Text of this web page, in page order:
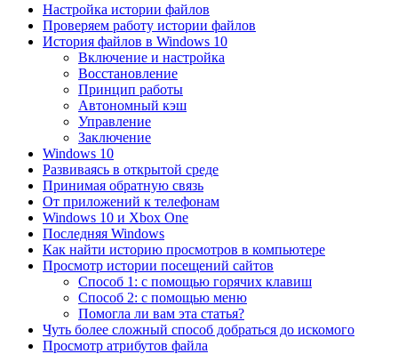
Настройка истории файлов
Проверяем работу истории файлов
История файлов в Windows 10
Включение и настройка
Восстановление
Принцип работы
Автономный кэш
Управление
Заключение
Windows 10
Развиваясь в открытой среде
Принимая обратную связь
От приложений к телефонам
Windows 10 и Xbox One
Последняя Windows
Как найти историю просмотров в компьютере
Просмотр истории посещений сайтов
Способ 1: с помощью горячих клавиш
Способ 2: с помощью меню
Помогла ли вам эта статья?
Чуть более сложный способ добраться до искомого
Просмотр атрибутов файла